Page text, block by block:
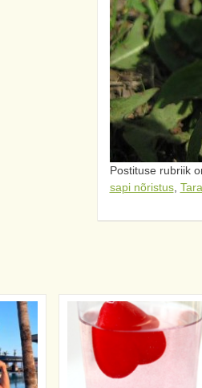
Postituse rubriik
sapi nõristus,